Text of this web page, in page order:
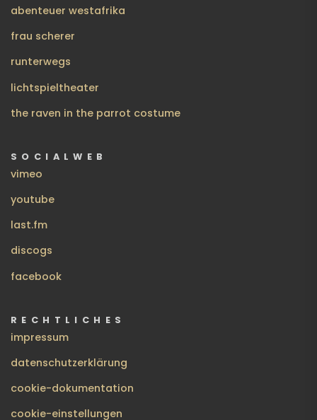
abenteuer westafrika
frau scherer
runterwegs
lichtspieltheater
the raven in the parrot costume
SOCIALWEB
vimeo
youtube
last.fm
discogs
facebook
RECHTLICHES
impressum
datenschutzerklärung
cookie-dokumentation
cookie-einstellungen